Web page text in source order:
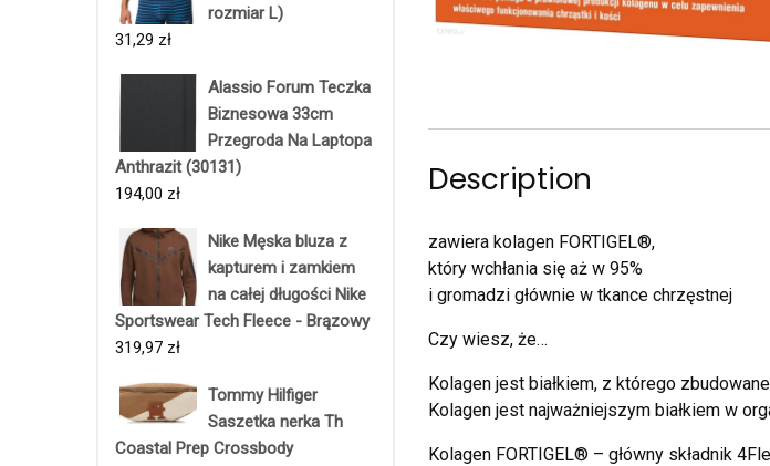
rozmiar L)
31,29 zł
Alassio Forum Teczka
Biznesowa 33cm
Przegroda Na Laptopa
Anthrazit (30131)
194,00 zł
Nike Męska bluza z
kapturem i zamkiem
na całej długości Nike
Sportswear Tech Fleece - Brązowy
319,97 zł
Tommy Hilfiger
Saszetka nerka Th
Coastal Prep Crossbody
Description
zawiera kolagen FORTIGEL®,
który wchłania się aż w 95%
i gromadzi głównie w tkance chrzęstnej
Czy wiesz, że…
Kolagen jest białkiem, z którego
Kolagen jest najważniejszym białkiem w
Kolagen FORTIGEL® – główny składnik